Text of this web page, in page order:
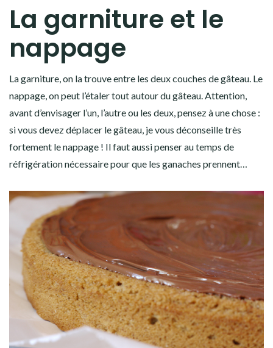
La garniture et le
nappage
La garniture, on la trouve entre les deux couches de gâteau. Le
nappage, on peut l’étaler tout autour du gâteau. Attention,
avant d’envisager l’un, l’autre ou les deux, pensez à une chose :
si vous devez déplacer le gâteau, je vous déconseille très
fortement le nappage ! Il faut aussi penser au temps de
réfrigération nécessaire pour que les ganaches prennent…